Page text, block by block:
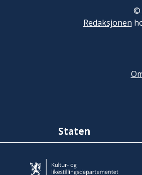
©
Redaksjonen
Staten